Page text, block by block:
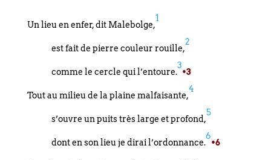
Un lieu en enfer, dit Malebolge,
1
est fait de pierre couleur rouille,
2
comme le cercle qui l’entoure.
3
•3
Tout au milieu de la plaine malfaisante,
4
s’ouvre un puits très large et profond,
5
dont en son lieu je dirai l’ordonnance.
6
•6